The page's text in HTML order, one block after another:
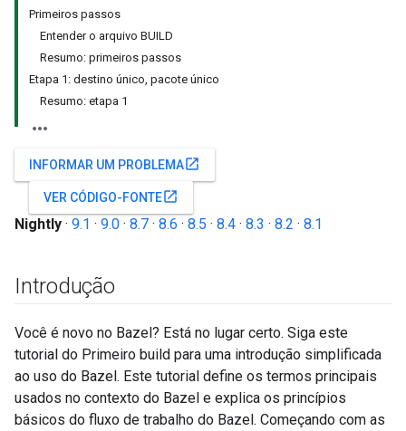
Primeiros passos
Entender o arquivo BUILD
Resumo: primeiros passos
Etapa 1: destino único, pacote único
Resumo: etapa 1
INFORMAR UM PROBLEMAopen_in_new
VER CÓDIGO-FONTEopen_in_new
Nightly · 9.1 · 9.0 · 8.7 · 8.6 · 8.5 · 8.4 · 8.3 · 8.2 · 8.1
Introdução
Você é novo no Bazel? Está no lugar certo. Siga este
tutorial do Primeiro build para uma introdução simplificada
ao uso do Bazel. Este tutorial define os termos principais
usados no contexto do Bazel e explica os princípios
básicos do fluxo de trabalho do Bazel. Começando com as